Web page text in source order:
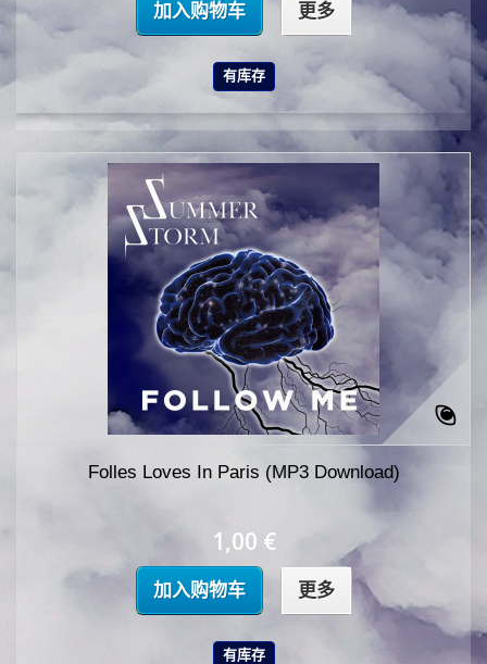
加入购物车 更多
有库存
Folles Loves In Paris (MP3 Download)
1,00 €
加入购物车 更多
有库存